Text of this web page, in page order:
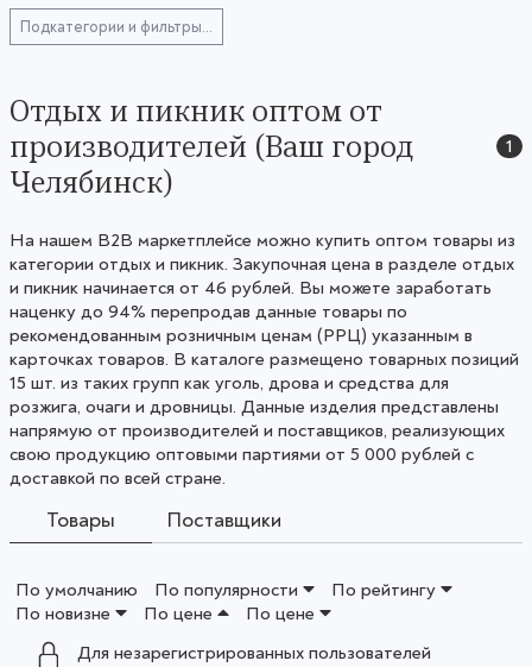
Подкатегории и фильтры...
Отдых и пикник оптом от
производителей (Ваш город
Челябинск)
1
На нашем B2B маркетплейсе можно купить оптом товары из
категории отдых и пикник. Закупочная цена в разделе отдых
и пикник начинается от 46 рублей. Вы можете заработать
наценку до 94% перепродав данные товары по
рекомендованным розничным ценам (РРЦ) указанным в
карточках товаров. В каталоге размещено товарных позиций
15 шт. из таких групп как уголь, дрова и средства для
розжига, очаги и дровницы. Данные изделия представлены
напрямую от производителей и поставщиков, реализующих
свою продукцию оптовыми партиями от 5 000 рублей с
доставкой по всей стране.
Товары Поставщики
По умолчанию По популярности
По рейтингу
По новизне
По цене
По цене
Для незарегистрированных пользователей